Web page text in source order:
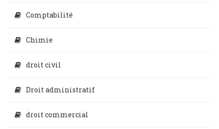
Comptabilité
Chimie
droit civil
Droit administratif
droit commercial